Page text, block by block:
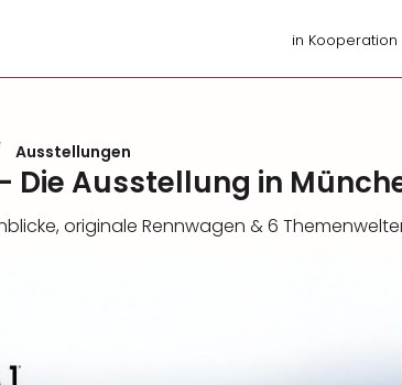
in Kooperation
Ausstellungen
Die Ausstellung in
originale Rennwagen & 6